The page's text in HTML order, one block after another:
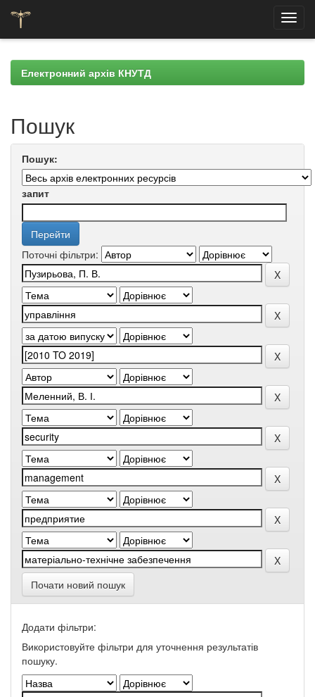
navigationЕлектронний архів КНУТД
Пошук
Пошук:
запит
Поточні фільтри:
Почати новий пошук
Додати фільтри:
Використовуйте фільтри для уточнення результатів
пошуку.